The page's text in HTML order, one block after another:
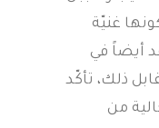
غنيّة
أيضاً في
ذلك، تأكّد
من